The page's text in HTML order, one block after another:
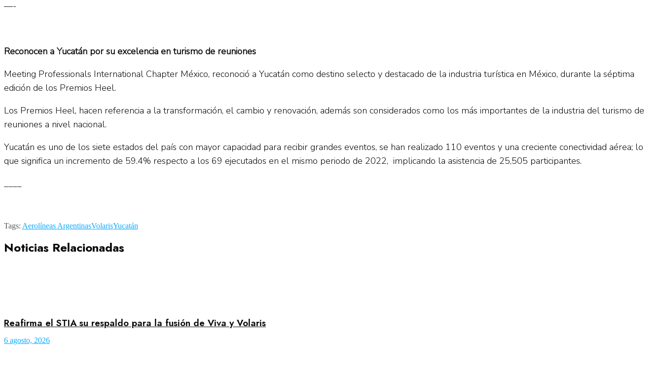
—-
Reconocen a Yucatán por su excelencia en turismo de reuniones
Meeting Professionals International Chapter México, reconoció a Yucatán como destino selecto y destacado de la industria turística en México, durante la séptima
edición de los Premios Heel.
Los Premios Heel, hacen referencia a la transformación, el cambio y renovación, además son considerados como los más importantes de la industria del turismo de
reuniones a nivel nacional.
Yucatán es uno de los siete estados del país con mayor capacidad para recibir grandes eventos, se han realizado 110 eventos y una creciente conectividad aérea; lo
que significa un incremento de 59.4% respecto a los 69 ejecutados en el mismo periodo de 2022, implicando la asistencia de 25,505 participantes.
____
Tags: Aerolíneas ArgentinasVolarisYucatán
Noticias Relacionadas
Reafirma el STIA su respaldo para la fusión de Viva y Volaris
6 agosto, 2026